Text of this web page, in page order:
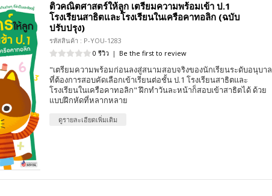
ติวคณิตศาสตร์ให้ลูก เตรียมความพร้อมเข้า ป.1
โรงเรียนสาธิตและโรงเรียนในเครือคาทอลิก (ฉบับ
ปรับปรุง)
รหัสสินค้า : P-YOU-1283
0 รีวิว | Be the first to review
"เตรียมความพร้อมก่อนลงสู่สนามสอบจริงของนักเรียนระดับอนุบาล
ที่ต้องการสอบคัดเลือกเข้าเรียนต่อชั้น ป.1 โรงเรียนสาธิตและ
โรงเรียนในเครือคาทอลิก" ฝึกทำวันละหน้าก็สอบเข้าสาธิตได้ ด้วย
แบบฝึกหัดที่หลากหลาย
ดูรายละเอียดเพิ่มเติม